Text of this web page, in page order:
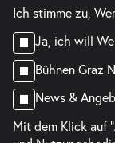
Ich stimme zu,
Ja, ich will
Bühnen Graz
News &
Mit dem Klick auf